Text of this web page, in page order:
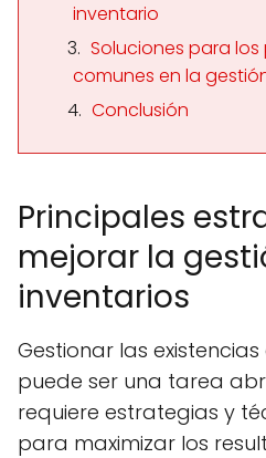
inventario
Soluciones para
comunes en la
Conclusión
Principales
mejorar la
inventarios
Gestionar las
puede ser una tarea
requiere estrategias y
para maximizar los